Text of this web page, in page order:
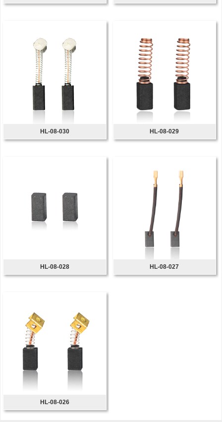
HL-08-030 HL-08-029
HL-08-028 HL-08-027
HL-08-026